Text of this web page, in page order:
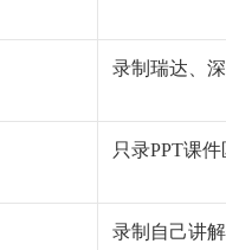
录制瑞达、
只录PPT课
录制自己讲